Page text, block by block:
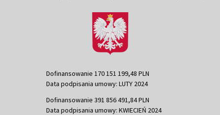
Dofinansowanie 170 151 199,48 PLN
Data podpisania umowy: LUTY 2024
Dofinansowanie 391 856 491,84 PLN
Data podpisania umowy: KWIECIEŃ 2024